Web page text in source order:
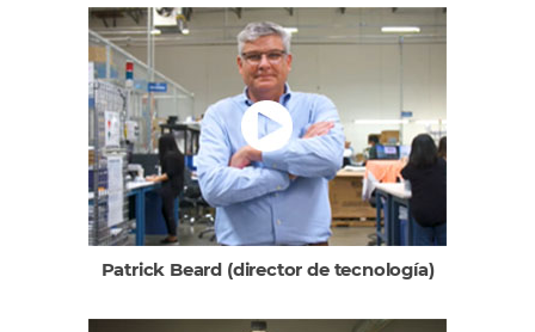
Patrick Beard (director de tecnología)